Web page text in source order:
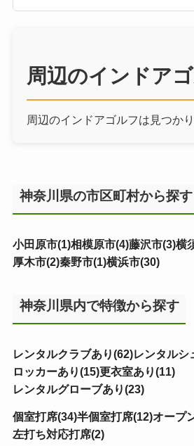
周辺のインドア
周辺のインドアゴルフは見つか
神奈川県の市区町村から探す
小田原市(1)相模原市(4)藤沢市(3)横
厚木市(2)秦野市(1)横浜市(30)
神奈川県内で特徴から探す
レンタルクラブあり(62)レンタルシ
ロッカーあり(15)更衣室あり(11)
レンタルグローブあり(23)
個室打席(34)半個室打席(12)オープ
左打ち対応打席(2)